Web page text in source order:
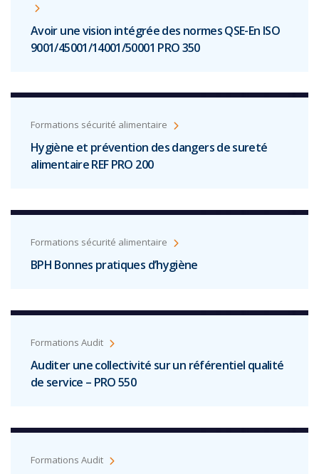
Avoir une vision intégrée des normes QSE-En ISO
9001/45001/14001/50001 PRO 350
Formations sécurité alimentaire
Hygiène et prévention des dangers de sureté
alimentaire REF PRO 200
Formations sécurité alimentaire
BPH Bonnes pratiques d’hygiène
Formations Audit
Auditer une collectivité sur un référentiel qualité
de service – PRO 550
Formations Audit